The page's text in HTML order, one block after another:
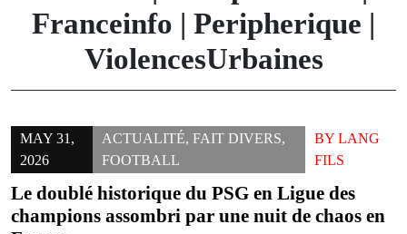
Franceinfo | Peripherique |
ViolencesUrbaines
MAY 31,
2026
ACTUALITÉ,FAIT DIVERS,
FOOTBALL
BYLANG
FILS
Le doublé historique du PSG en Ligue des
champions assombri par une nuit de chaos en